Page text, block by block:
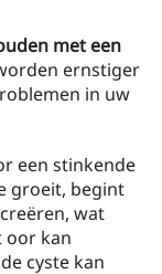
met een
ernstiger
in uw
een stinkende
groeit, begint
wat
oor kan
cyste kan